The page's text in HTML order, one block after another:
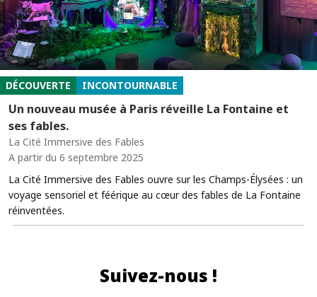
DÉCOUVERTE INCONTOURNABLE
Un nouveau musée à Paris réveille La Fontaine et
ses fables.
La Cité Immersive des Fables
A partir du 6 septembre 2025
La Cité Immersive des Fables ouvre sur les Champs-Élysées : un
voyage sensoriel et féérique au cœur des fables de La Fontaine
réinventées.
Suivez-nous !